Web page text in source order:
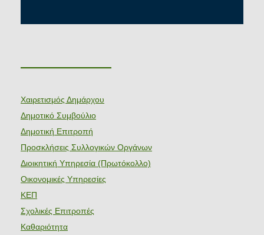
———————
Χαιρετισμός Δημάρχου
Δημοτικό Συμβούλιο
Δημοτική Επιτροπή
Προσκλήσεις Συλλογικών Οργάνων
Διοικητική Υπηρεσία (Πρωτόκολλο)
Οικονομικές Υπηρεσίες
ΚΕΠ
Σχολικές Επιτροπές
Καθαριότητα